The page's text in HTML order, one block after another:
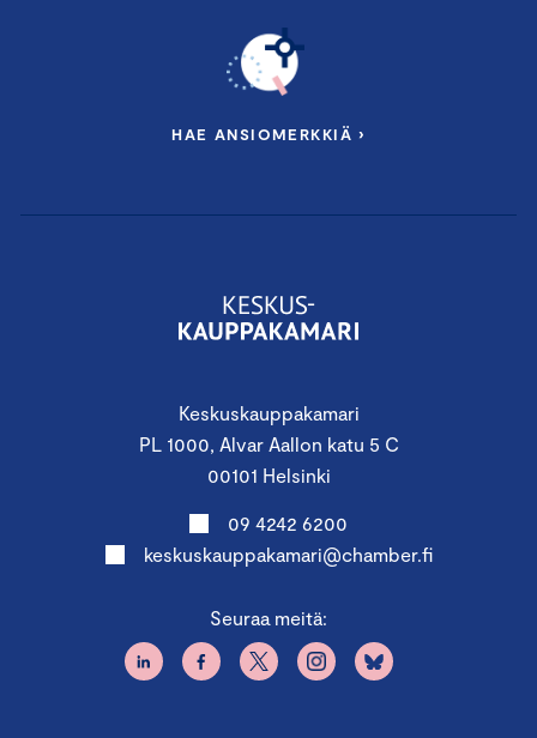
Keskuskauppakamari
PL 1000, Alvar Aallon katu 5 C
00101 Helsinki
09 4242 6200
keskuskauppakamari@chamber.fi
Seuraa meitä:
HAE ANSIOMERKKIÄ ›